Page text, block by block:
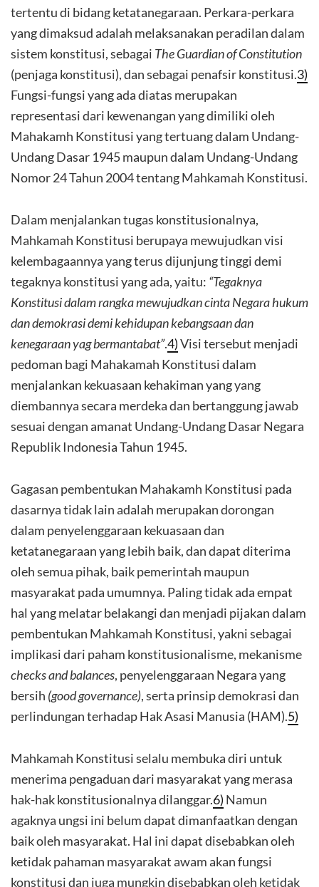
tertentu di bidang ketatanegaraan. Perkara-perkara
yang dimaksud adalah melaksanakan peradilan dalam
sistem konstitusi, sebagai The Guardian of Constitution
(penjaga konstitusi), dan sebagai penafsir konstitusi.3)
Fungsi-fungsi yang ada diatas merupakan
representasi dari kewenangan yang dimiliki oleh
Mahakamh Konstitusi yang tertuang dalam Undang-
Undang Dasar 1945 maupun dalam Undang-Undang
Nomor 24 Tahun 2004 tentang Mahkamah Konstitusi.
Dalam menjalankan tugas konstitusionalnya,
Mahkamah Konstitusi berupaya mewujudkan visi
kelembagaannya yang terus dijunjung tinggi demi
tegaknya konstitusi yang ada, yaitu: “Tegaknya
Konstitusi dalam rangka mewujudkan cinta Negara hukum
dan demokrasi demi kehidupan kebangsaan dan
kenegaraan yag bermantabat”.4)Visi tersebut menjadi
pedoman bagi Mahakamah Konstitusi dalam
menjalankan kekuasaan kehakiman yang yang
diembannya secara merdeka dan bertanggung jawab
sesuai dengan amanat Undang-Undang Dasar Negara
Republik Indonesia Tahun 1945.
Gagasan pembentukan Mahakamh Konstitusi pada
dasarnya tidak lain adalah merupakan dorongan
dalam penyelenggaraan kekuasaan dan
ketatanegaraan yang lebih baik, dan dapat diterima
oleh semua pihak, baik pemerintah maupun
masyarakat pada umumnya. Paling tidak ada empat
hal yang melatar belakangi dan menjadi pijakan dalam
pembentukan Mahkamah Konstitusi, yakni sebagai
implikasi dari paham konstitusionalisme, mekanisme
checks and balances, penyelenggaraan Negara yang
bersih (good governance), serta prinsip demokrasi dan
perlindungan terhadap Hak Asasi Manusia (HAM).5)
Mahkamah Konstitusi selalu membuka diri untuk
menerima pengaduan dari masyarakat yang merasa
hak-hak konstitusionalnya dilanggar.6) Namun
agaknya ungsi ini belum dapat dimanfaatkan dengan
baik oleh masyarakat. Hal ini dapat disebabkan oleh
ketidak pahaman masyarakat awam akan fungsi
konstitusi dan juga mungkin disebabkan oleh ketidak